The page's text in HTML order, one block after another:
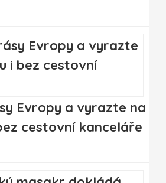
Evropy a vyrazte na
cestovní kanceláře